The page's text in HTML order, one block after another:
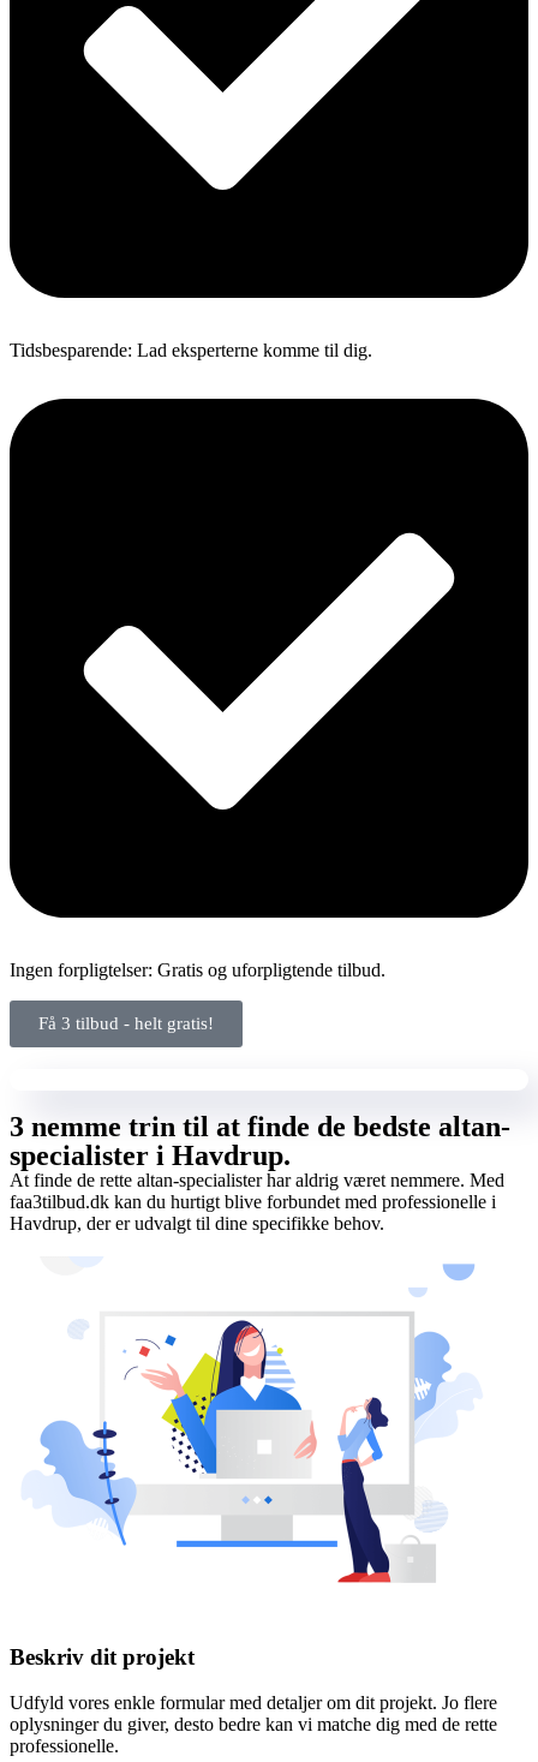
Tidsbesparende: Lad eksperterne komme til dig.
Ingen forpligtelser: Gratis og uforpligtende tilbud.
Få 3 tilbud - helt gratis!
3 nemme trin til at finde de bedste altan-
specialister i Havdrup.
At finde de rette altan-specialister har aldrig været nemmere. Med
faa3tilbud.dk kan du hurtigt blive forbundet med professionelle i
Havdrup, der er udvalgt til dine specifikke behov.
Beskriv dit projekt
Udfyld vores enkle formular med detaljer om dit projekt. Jo flere
oplysninger du giver, desto bedre kan vi matche dig med de rette
professionelle.